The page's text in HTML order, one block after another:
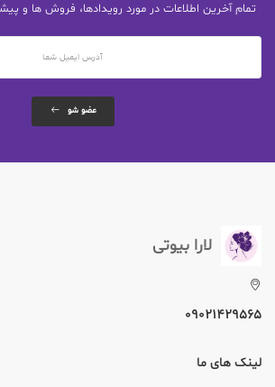
تمام آخرین اطلاعات در مورد رویدادها، فروش ها و
عضو شو
لارا بیوتی
09021429565
لینک های ما